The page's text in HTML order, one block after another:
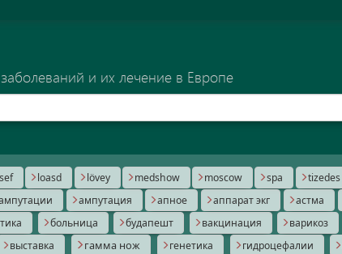
и их лечение в Европе
loasd lövey medshow moscow spa tizedes
ампутация апное аппарат экг астма
больница будапешт вакцинация варикоз
выставка гамма нож генетика гидроцефалии